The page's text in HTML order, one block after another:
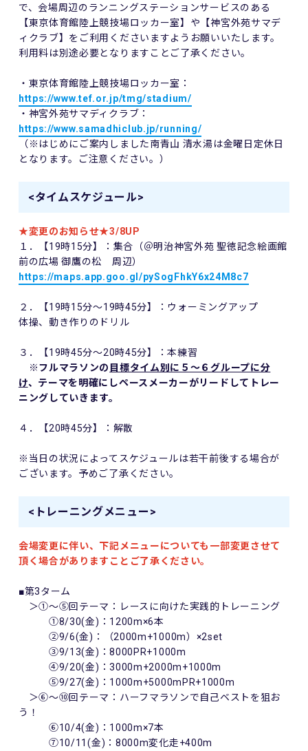
で、会場周辺のランニングステーションサービスのある
【東京体育館陸上競技場ロッカー室】や【神宮外苑サマデ
ィクラブ】をご利用くださいますようお願いいたします。
利用料は別途必要となりますことご了承ください。
・東京体育館陸上競技場ロッカー室：
https://www.tef.or.jp/tmg/stadium/
・神宮外苑サマディクラブ：
https://www.samadhiclub.jp/running/
（※はじめにご案内しました南青山 清水湯は金曜日定休日
となります。ご注意ください。）
<タイムスケジュール>
★変更のお知らせ★3/8UP
１．【19時15分】：集合（＠明治神宮外苑 聖徳記念絵画館
前の広場 御鷹の松 周辺）
https://maps.app.goo.gl/pySogFhkY6x24M8c7
２．【19時15分～19時45分】：ウォーミングアップ
体操、動き作りのドリル
３．【19時45分～20時45分】：本練習
※フルマラソンの 目標タイム別に５～６グループに分
け、テーマを明確にしペースメーカーがリードしてトレー
ニングしていきます。
４．【20時45分】：解散
※当日の状況によってスケジュールは若干前後する場合が
ございます。予めご了承ください。
<トレーニングメニュー>
会場変更に伴い、下記メニューについても一部変更させて
頂く場合がありますことご了承ください。
■第3ターム
＞①～⑤回テーマ：レースに向けた実践的トレーニング
①8/30(金)：1200m×6本
②9/6(金)：（2000m+1000m）×2set
③9/13(金)：8000PR+1000m
④9/20(金)：3000m+2000m+1000m
⑤9/27(金)：1000m+5000mPR+1000m
＞⑥～⑩回テーマ：ハーフマラソンで自己ベストを狙お
う！
⑥10/4(金)：1000m×7本
⑦10/11(金)：8000m変化走+400m